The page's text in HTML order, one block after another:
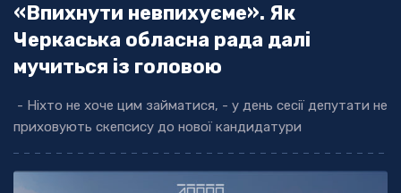
«Впихнути невпихуєме». Як
Черкаська обласна рада далі
мучиться із головою
- Ніхто не хоче цим займатися, - у день сесії депутати не
приховують скепсису до нової кандидатури